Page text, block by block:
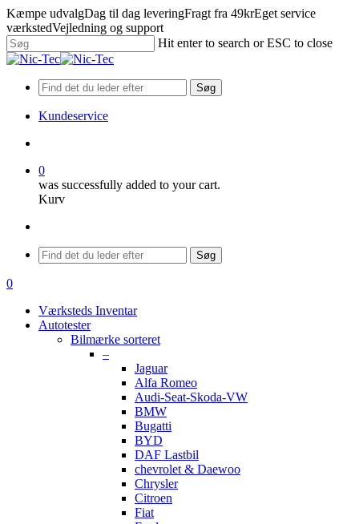
Skip
to
main
content
Kæmpe udvalgDag til dag leveringFragt fra 49krEget service
værkstedVejledning og support
Hit enter to search or ESC to close
Close
Søg
Kundeservice
0
was successfully added to your cart.
Kurv
Menu
Søg
search
0
Værksteds Inventar
Autotester
Bilmærke sorteret
–
Jaguar
Alfa Romeo
Audi-Seat-Skoda-VW
BMW
Bugatti
BYD
DAF Lastbil
chevrolet & Daewoo
Chrysler
Citroen
Fiat